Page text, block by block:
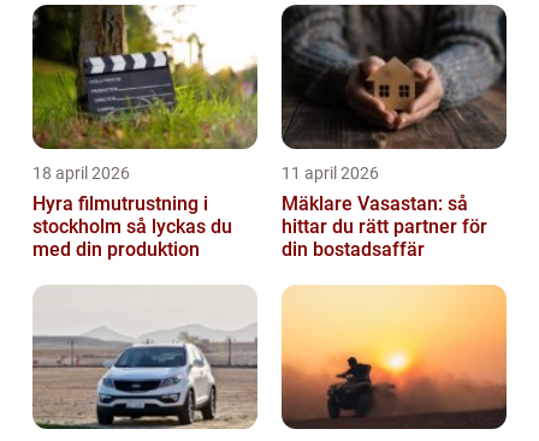
18 april 2026
Hyra filmutrustning i
stockholm så lyckas du
med din produktion
11 april 2026
Mäklare Vasastan: så
hittar du rätt partner för
din bostadsaffär